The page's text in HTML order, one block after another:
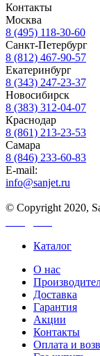
Контакты
Москва
8 (495) 118-30-60
Санкт-Петербург
8 (812) 467-90-57
Екатеринбург
8 (343) 247-23-37
Новосибирск
8 (383) 312-04-07
Краснодар
8 (861) 213-23-53
Самара
8 (846) 233-60-83
E-mail:
info@sanjet.ru
© Copyright 2020,
Каталог
О нас
Доставка
Гарантия
Акции
Контакты
Оплата и